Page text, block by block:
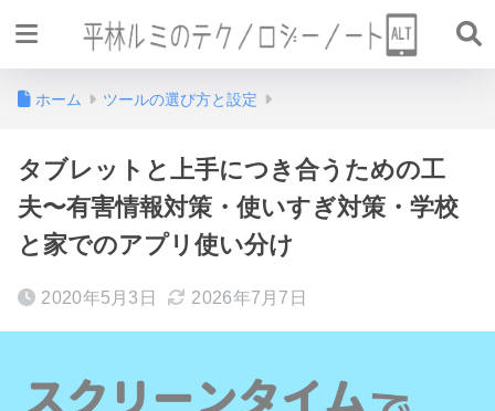
ホーム ツールの選び方と設定
タブレットと上手につき合うための工
夫〜有害情報対策・使いすぎ対策・学校
と家でのアプリ使い分け
2020年5月3日 2026年7月7日